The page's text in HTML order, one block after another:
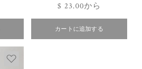
通
常
価
格
$ 23.00から
カートに追加する